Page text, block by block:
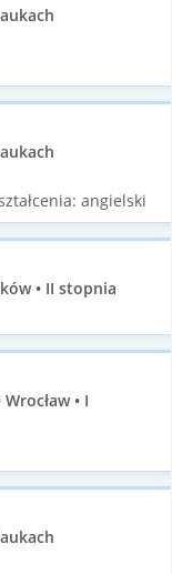
angielski
• II stopnia
• I